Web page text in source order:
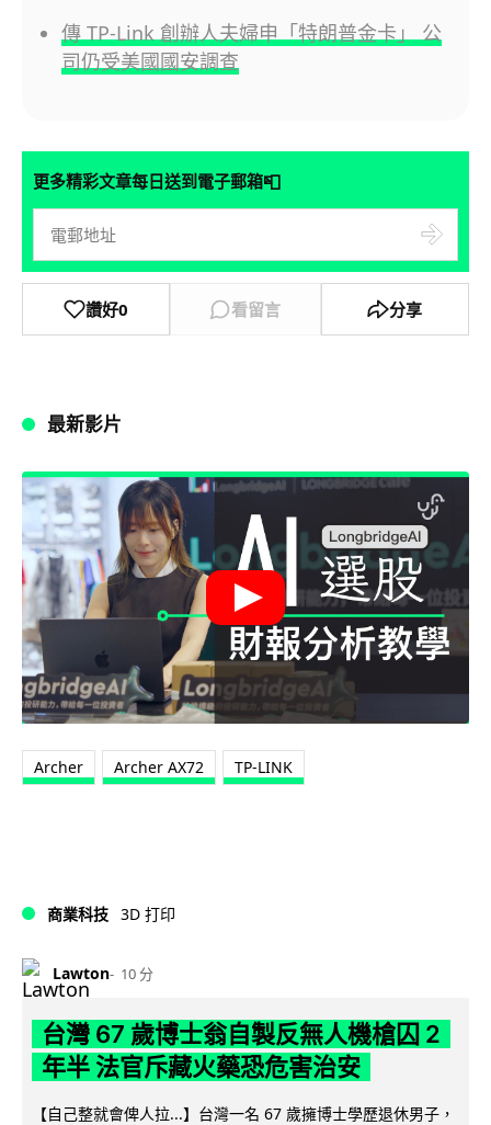
傳 TP-Link 創辦人夫婦申「特朗普金卡」 公
司仍受美國國安調查
更多精彩文章每日送到電子郵箱📮
讚好0 看留言 分享
最新影片
Archer Archer AX72 TP-LINK
商業科技 3D 打印
Lawton 10 分
台灣 67 歲博士翁自製反無人機槍囚 2
年半 法官斥藏火藥恐危害治安
【自己整就會俾人拉...】台灣一名 67 歲擁博士學歷退休男子，